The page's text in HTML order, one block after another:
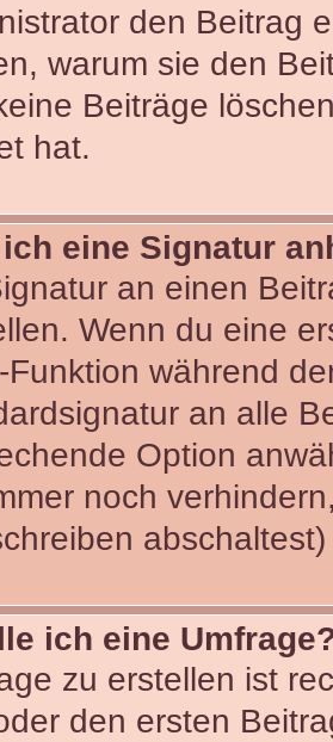
den Beitrag
warum sie den
Beiträge
hat.
eine Signatur
an einen
Wenn du eine
-Funktion während
an alle
Option
noch
abschaltest)
ich eine
zu erstellen ist
den ersten